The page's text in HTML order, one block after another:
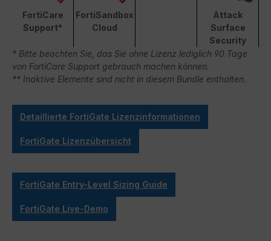
FortiCare
Support*
FortiSandbox
Cloud
Attack
Surface
Security
* Bitte beachten Sie, das Sie ohne Lizenz lediglich 90 Tage
von FortiCare Support gebrauch machen können.
** Inaktive Elemente sind nicht in diesem Bundle enthalten.
Detaillierte FortiGate Lizenzinformationen
FortiGate Lizenzübersicht
FortiGate Entry-Level Sizing Guide
FortiGate Live-Demo